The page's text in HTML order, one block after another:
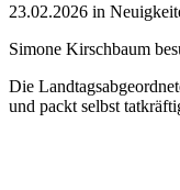
23.02.2026 in
Simone Kirschbaum
Die
und packt selbst